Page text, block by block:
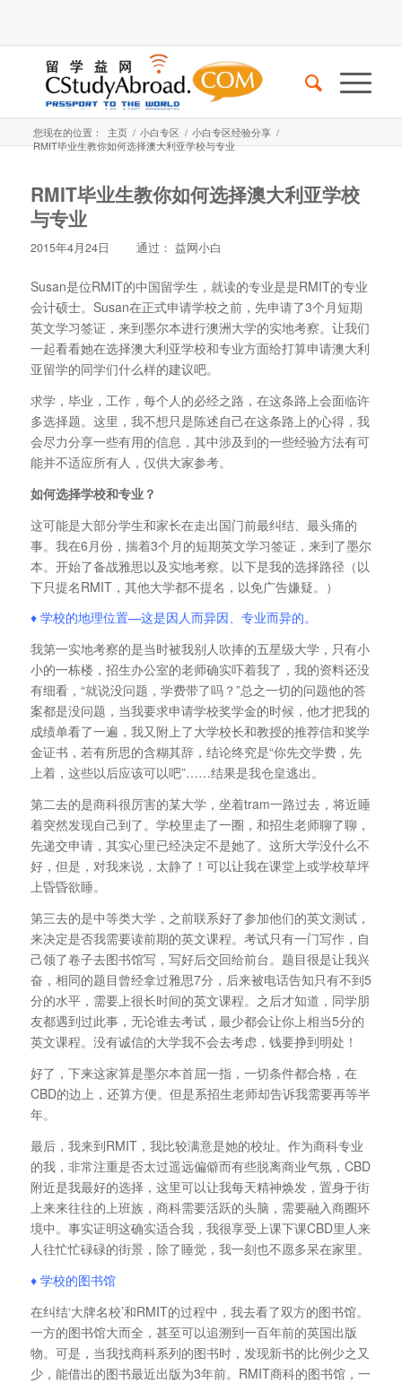
您现在的位置： 主页 / 小白专区 / 小白专区经验分享 /
RMIT毕业生教你如何选择澳大利亚学校与专业
RMIT毕业生教你如何选择澳大利亚学校
与专业
2015年4月24日 通过： 益网小白
Susan是位RMIT的中国留学生，就读的专业是是RMIT的专业
会计硕士。Susan在正式申请学校之前，先申请了3个月短期
英文学习签证，来到墨尔本进行澳洲大学的实地考察。让我们
一起看看她在选择澳大利亚学校和专业方面给打算申请澳大利
亚留学的同学们什么样的建议吧。
求学，毕业，工作，每个人的必经之路，在这条路上会面临许
多选择题。这里，我不想只是陈述自己在这条路上的心得，我
会尽力分享一些有用的信息，其中涉及到的一些经验方法有可
能并不适应所有人，仅供大家参考。
如何选择学校和专业？
这可能是大部分学生和家长在走出国门前最纠结、最头痛的
事。我在6月份，揣着3个月的短期英文学习签证，来到了墨尔
本。开始了备战雅思以及实地考察。以下是我的选择路径（以
下只提名RMIT，其他大学都不提名，以免广告嫌疑。）
♦ 学校的地理位置—这是因人而异因、专业而异的。
我第一实地考察的是当时被我别人吹捧的五星级大学，只有小
小的一栋楼，招生办公室的老师确实吓着我了，我的资料还没
有细看，“就说没问题，学费带了吗？”总之一切的问题他的答
案都是没问题，当我要求申请学校奖学金的时候，他才把我的
成绩单看了一遍，我又附上了大学校长和教授的推荐信和奖学
金证书，若有所思的含糊其辞，结论终究是“你先交学费，先
上着，这些以后应该可以吧”……结果是我仓皇逃出。
第二去的是商科很厉害的某大学，坐着tram一路过去，将近睡
着突然发现自己到了。学校里走了一圈，和招生老师聊了聊，
先递交申请，其实心里已经决定不是她了。这所大学没什么不
好，但是，对我来说，太静了！可以让我在课堂上或学校草坪
上昏昏欲睡。
第三去的是中等类大学，之前联系好了参加他们的英文测试，
来决定是否我需要读前期的英文课程。考试只有一门写作，自
己领了卷子去图书馆写，写好后交回给前台。题目很是让我兴
奋，相同的题目曾经拿过雅思7分，后来被电话告知只有不到5
分的水平，需要上很长时间的英文课程。之后才知道，同学朋
友都遇到过此事，无论谁去考试，最少都会让你上相当5分的
英文课程。没有诚信的大学我不会去考虑，钱要挣到明处！
好了，下来这家算是墨尔本首屈一指，一切条件都合格，在
CBD的边上，还算方便。但是系招生老师却告诉我需要再等半
年。
最后，我来到RMIT，我比较满意是她的校址。作为商科专业
的我，非常注重是否太过遥远偏僻而有些脱离商业气氛，CBD
附近是我最好的选择，这里可以让我每天精神焕发，置身于街
上来来往往的上班族，商科需要活跃的头脑，需要融入商圈环
境中。事实证明这确实适合我，我很享受上课下课CBD里人来
人往忙忙碌碌的街景，除了睡觉，我一刻也不愿多呆在家里。
♦ 学校的图书馆
在纠结‘大牌名校’和RMIT的过程中，我去看了双方的图书馆。
一方的图书馆大而全，甚至可以追溯到一百年前的英国出版
物。可是，当我找商科系列的图书时，发现新书的比例少之又
少，能借出的图书最近出版为3年前。RMIT商科的图书馆，一